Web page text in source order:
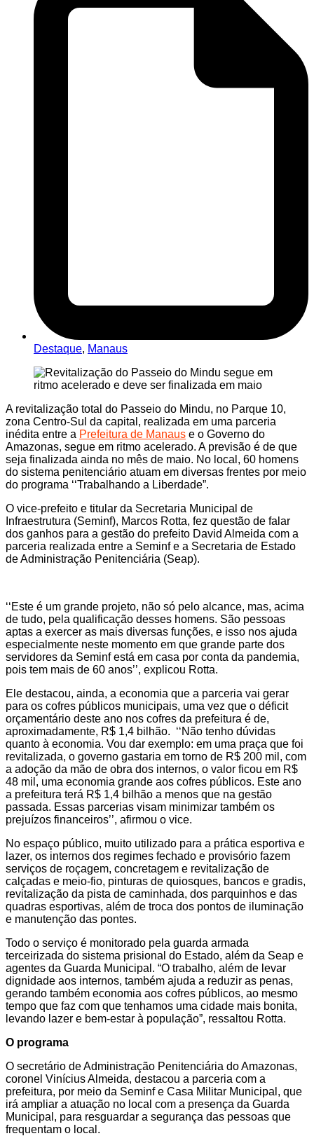
Destaque, Manaus
A revitalização total do Passeio do Mindu, no Parque 10,
zona Centro-Sul da capital, realizada em uma parceria
inédita entre a Prefeitura de Manaus e o Governo do
Amazonas, segue em ritmo acelerado. A previsão é de que
seja finalizada ainda no mês de maio. No local, 60 homens
do sistema penitenciário atuam em diversas frentes por meio
do programa ‘‘Trabalhando a Liberdade”.
O vice-prefeito e titular da Secretaria Municipal de
Infraestrutura (Seminf), Marcos Rotta, fez questão de falar
dos ganhos para a gestão do prefeito David Almeida com a
parceria realizada entre a Seminf e a Secretaria de Estado
de Administração Penitenciária (Seap).
‘‘Este é um grande projeto, não só pelo alcance, mas, acima
de tudo, pela qualificação desses homens. São pessoas
aptas a exercer as mais diversas funções, e isso nos ajuda
especialmente neste momento em que grande parte dos
servidores da Seminf está em casa por conta da pandemia,
pois tem mais de 60 anos’’, explicou Rotta.
Ele destacou, ainda, a economia que a parceria vai gerar
para os cofres públicos municipais, uma vez que o déficit
orçamentário deste ano nos cofres da prefeitura é de,
aproximadamente, R$ 1,4 bilhão. ‘‘Não tenho dúvidas
quanto à economia. Vou dar exemplo: em uma praça que foi
revitalizada, o governo gastaria em torno de R$ 200 mil, com
a adoção da mão de obra dos internos, o valor ficou em R$
48 mil, uma economia grande aos cofres públicos. Este ano
a prefeitura terá R$ 1,4 bilhão a menos que na gestão
passada. Essas parcerias visam minimizar também os
prejuízos financeiros’’, afirmou o vice.
No espaço público, muito utilizado para a prática esportiva e
lazer, os internos dos regimes fechado e provisório fazem
serviços de roçagem, concretagem e revitalização de
calçadas e meio-fio, pinturas de quiosques, bancos e gradis,
revitalização da pista de caminhada, dos parquinhos e das
quadras esportivas, além de troca dos pontos de iluminação
e manutenção das pontes.
Todo o serviço é monitorado pela guarda armada
terceirizada do sistema prisional do Estado, além da Seap e
agentes da Guarda Municipal. “O trabalho, além de levar
dignidade aos internos, também ajuda a reduzir as penas,
gerando também economia aos cofres públicos, ao mesmo
tempo que faz com que tenhamos uma cidade mais bonita,
levando lazer e bem-estar à população”, ressaltou Rotta.
O programa
O secretário de Administração Penitenciária do Amazonas,
coronel Vinícius Almeida, destacou a parceria com a
prefeitura, por meio da Seminf e Casa Militar Municipal, que
irá ampliar a atuação no local com a presença da Guarda
Municipal, para resguardar a segurança das pessoas que
frequentam o local.